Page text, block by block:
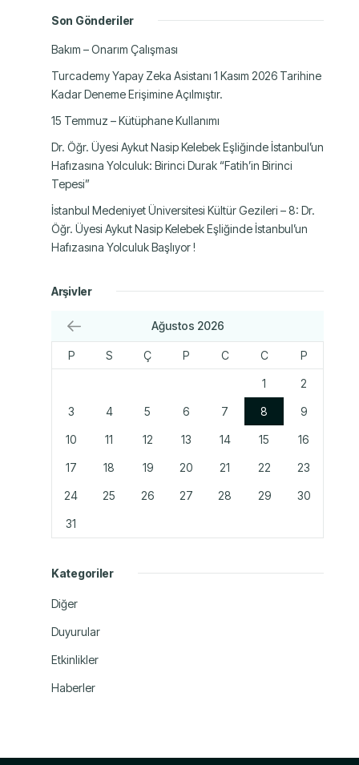
Son Gönderiler
Bakım – Onarım Çalışması
Turcademy Yapay Zeka Asistanı 1 Kasım 2026 Tarihine
Kadar Deneme Erişimine Açılmıştır.
15 Temmuz – Kütüphane Kullanımı
Dr. Öğr. Üyesi Aykut Nasip Kelebek Eşliğinde İstanbul’un
Hafızasına Yolculuk: Birinci Durak “Fatih’in Birinci
Tepesi”
İstanbul Medeniyet Üniversitesi Kültür Gezileri – 8: Dr.
Öğr. Üyesi Aykut Nasip Kelebek Eşliğinde İstanbul’un
Hafızasına Yolculuk Başlıyor !
Arşivler
Ağustos 2026
P S Ç P C C P
1 2
3 4 5 6 7 8 9
10 11 12 13 14 15 16
17 18 19 20 21 22 23
24 25 26 27 28 29 30
31
Kategoriler
Diğer
Duyurular
Etkinlikler
Haberler